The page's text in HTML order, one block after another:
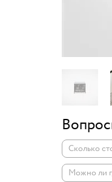
Сколько
Можно ли